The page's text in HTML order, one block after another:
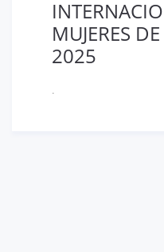
MUJERES
2025